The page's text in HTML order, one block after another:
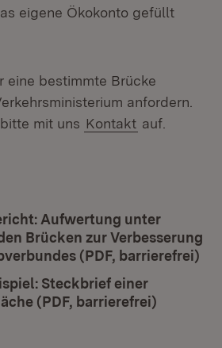
eigene Ökokonto gefüllt
eine bestimmte Brücke
anfordern.
mit uns Kontakt auf.
Aufwertung unter
Brücken zur Verbesserung
(PDF, barrierefrei)
Steckbrief einer
(PDF, barrierefrei)